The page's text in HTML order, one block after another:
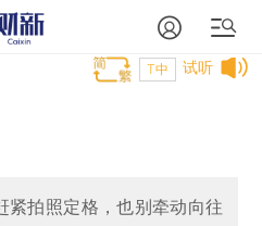
试听
T中
紧拍照定格，也别牵动向往